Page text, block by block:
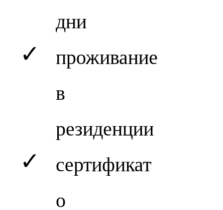
дни
✓
проживание
в
резиденции
✓
сертификат
о